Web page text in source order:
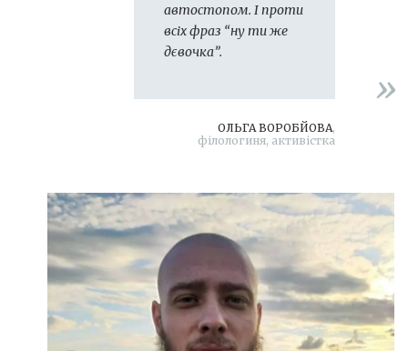
автостопом. І проти
всіх фраз “ну ти же
дєвочка”.
ОЛЬГА ВОРОБЙОВА,
філологиня, активістка